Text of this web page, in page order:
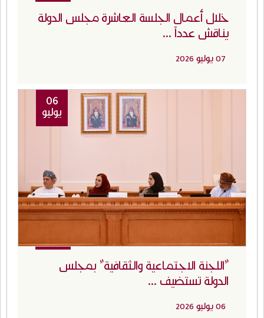
خلال أعمال الجلسة العاشرة مجلس الدولة
يناقش عدداً ...
07 يوليو 2026
06
يوليو
"اللجنة الاجتماعية والثقافية" بمجلس
الدولة تستضيف ...
06 يوليو 2026